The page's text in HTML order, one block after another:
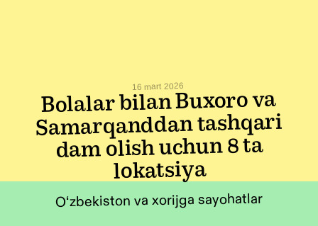
O‘zbekiston va xorijga sayohatlar
16 mart 2026
Bolalar bilan Buxoro va
Samarqanddan tashqari
dam olish uchun 8 ta
lokatsiya